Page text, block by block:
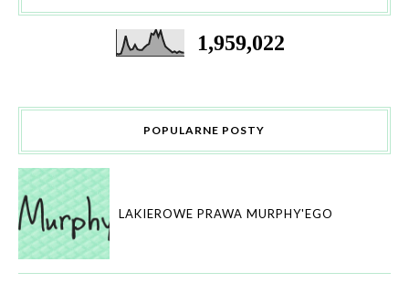
1,959,022
POPULARNE POSTY
LAKIEROWE PRAWA MURPHY'EGO